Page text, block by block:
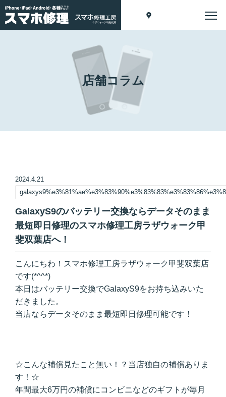
店舗コラム
2024.4.21
GalaxyS9のバッテリー交換ならデータそのまま
最短即日修理のスマホ修理工房ラザウォーク甲
斐双葉店へ！
こんにちわ！スマホ修理工房ラザウォーク甲斐双葉店
です(*^^*)
本日はバッテリー交換でGalaxyS9をお持ち込みいた
だきました。
当店ならデータそのまま最短即日修理可能です！
☆こんな補償見たこと無い！？当店独自の補償ありま
す！☆
年間最大6万円の補償にコンビニなどのギフトが毎月